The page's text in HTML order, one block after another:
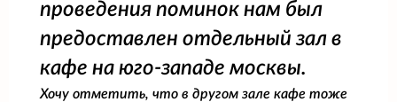
проведения поминок нам был
предоставлен отдельный зал в
кафе на юго-западе москвы.
Хочу отметить, что в другом зале кафе тоже